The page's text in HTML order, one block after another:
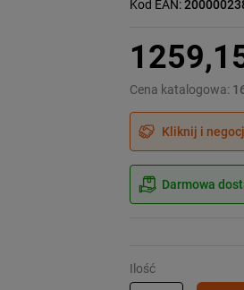
Kod EAN:
Cena katalogowa:
Kliknij i
Darmowa
Ilość